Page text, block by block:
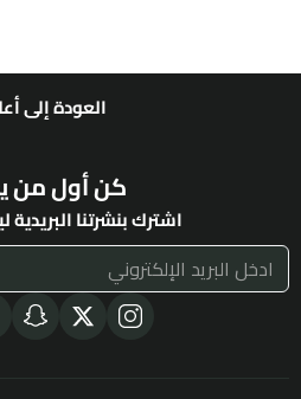
العودة إلى
كن أول من
اشترك بنشرتنا